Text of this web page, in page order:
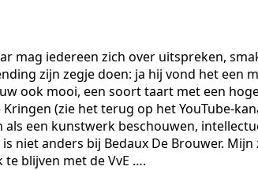
mag iedereen zich over uitspreken,
zijn zegje doen: ja hij vond het een
ook mooi, een soort taart met een
(zie het terug op het YouTube-
als een kunstwerk beschouwen,
niet anders bij Bedaux De Brouwer.
blijven met de VvE ….